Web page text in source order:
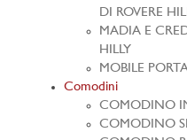
DI ROVERE
MADIA E
HILLY
MOBILE
Comodini
COMODINO
COMODINO